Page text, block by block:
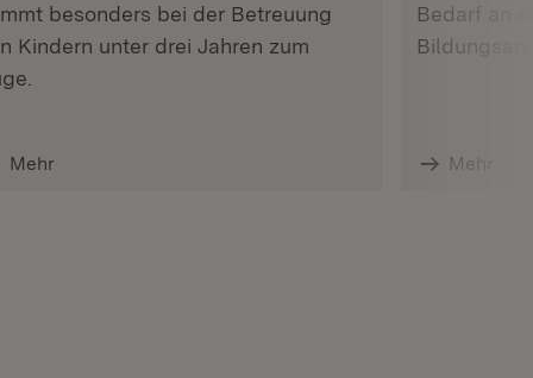
besonders bei der Betreuung
Kindern unter drei Jahren zum
Mehr
Bedarf an
Mehr